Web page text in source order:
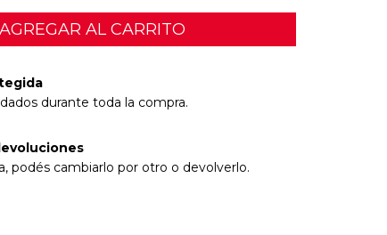
durante toda la compra.
podés cambiarlo por otro o devolverlo.